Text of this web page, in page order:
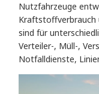
Nutzfahrzeuge
Kraftstoffverbrauch
sind für
Verteiler-, Müll-,
Notfalldienste,